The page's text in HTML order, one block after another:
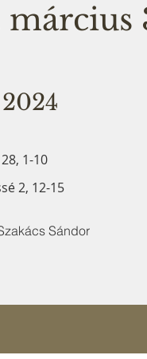
március
1-10
2, 12-15
Sándor